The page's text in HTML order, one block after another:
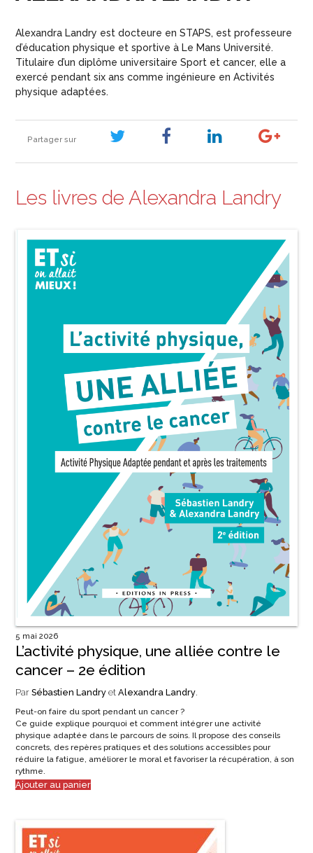
Alexandra Landry est docteure en STAPS, est professeure
d’éducation physique et sportive à Le Mans Université.
Titulaire d’un diplôme universitaire Sport et cancer, elle a
exercé pendant six ans comme ingénieure en Activités
physique adaptées.
Partager sur
Les livres de Alexandra Landry
5 mai 2026
L’activité physique, une alliée contre le
cancer – 2e édition
Par Sébastien Landryet Alexandra Landry.
Peut-on faire du sport pendant un cancer ?
Ce guide explique pourquoi et comment intégrer une activité
physique adaptée dans le parcours de soins. Il propose des conseils
concrets, des repères pratiques et des solutions accessibles pour
réduire la fatigue, améliorer le moral et favoriser la récupération, à son
rythme.
Ajouter au panier